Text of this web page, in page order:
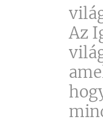
Az